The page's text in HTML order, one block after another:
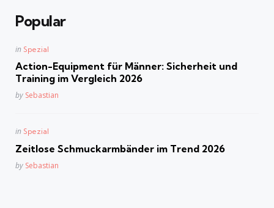
Popular
Posted
in Spezial
Action-Equipment für Männer: Sicherheit und
Training im Vergleich 2026
Posted
by Sebastian
Posted
in Spezial
Zeitlose Schmuckarmbänder im Trend 2026
Posted
by Sebastian